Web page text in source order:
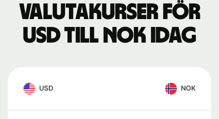
Valutakurser för
USD till NOK idag
USD NOK